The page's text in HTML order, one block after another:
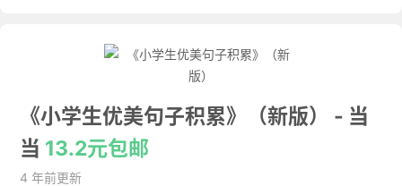
《小学生优美句子积累》（新版）
- 当
当 13.2元包邮
4 年前更新